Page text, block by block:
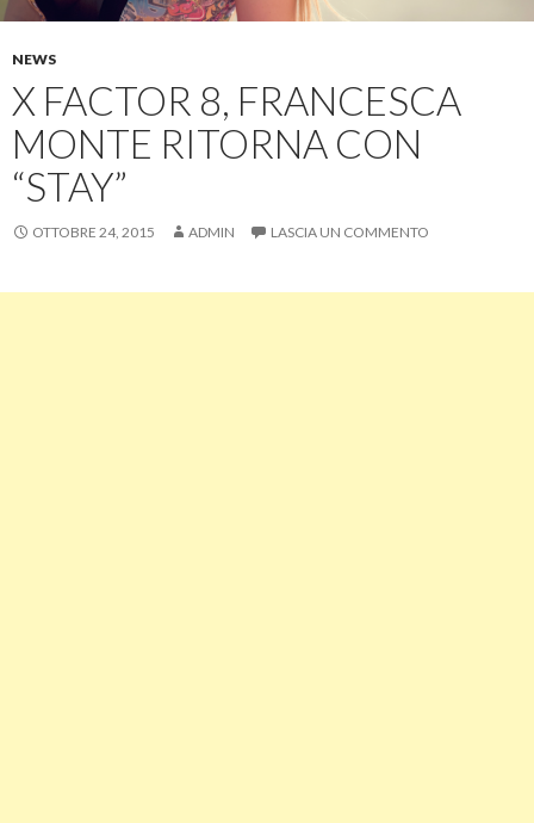
NEWS
X FACTOR 8, FRANCESCA
MONTE RITORNA CON
“STAY”
OTTOBRE 24, 2015 ADMIN LASCIA UN COMMENTO